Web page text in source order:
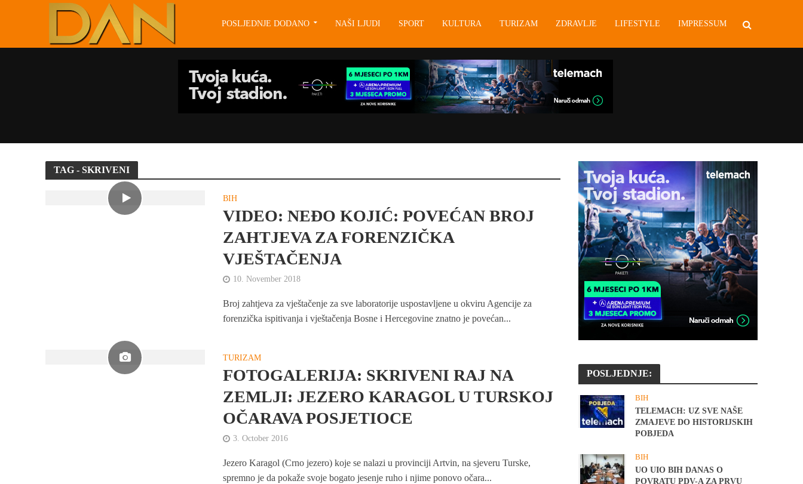
POSLJEDNJE DODANO NAŠI LJUDI SPORT KULTURA TURIZAM ZDRAVLJE LIFESTYLE IMPRESSUM
TAG - SKRIVENI
BIH
VIDEO: NEĐO KOJIĆ: POVEĆAN BROJ
ZAHTJEVA ZA FORENZIČKA
VJEŠTAČENJA
10. November 2018
Broj zahtjeva za vještačenje za sve laboratorije uspostavljene u okviru Agencije za
forenzička ispitivanja i vještačenja Bosne i Hercegovine znatno je povećan...
TURIZAM
FOTOGALERIJA: SKRIVENI RAJ NA
ZEMLJI: JEZERO KARAGOL U TURSKOJ
OČARAVA POSJETIOCE
3. October 2016
Jezero Karagol (Crno jezero) koje se nalazi u provinciji Artvin, na sjeveru Turske,
spremno je da pokaže svoje bogato jesenje ruho i njime ponovo očara...
POSLJEDNJE:
BIH
TELEMACH: UZ SVE NAŠE
ZMAJEVE DO HISTORIJSKIH
POBJEDA
BIH
UO UIO BIH DANAS O
POVRATU PDV-A ZA PRVU